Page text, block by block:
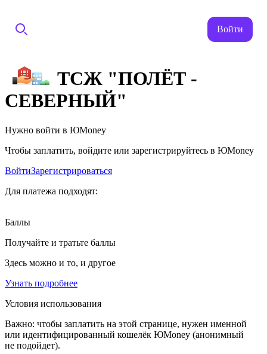
Войти
ТСЖ "ПОЛЁТ -
СЕВЕРНЫЙ"
Нужно войти в ЮMoney
Чтобы заплатить, войдите или зарегистрируйтесь в ЮMoney
ВойтиЗарегистрироваться
Для платежа подходят:
Баллы
Получайте и тратьте баллы
Здесь можно и то, и другое
Узнать подробнее
Условия использования
Важно: чтобы заплатить на этой странице, нужен именной
или идентифицированный кошелёк ЮMoney (анонимный
не подойдет).